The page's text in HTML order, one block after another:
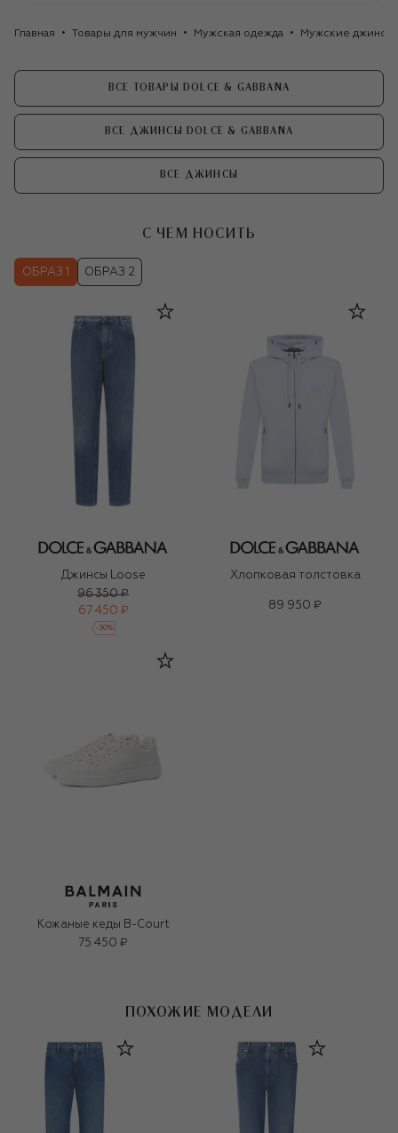
Главная Товары для мужчин Мужская одежда Мужские джинсы
ВСЕ ТОВАРЫ DOLCE & GABBANA
ВСЕ ДЖИНСЫ DOLCE & GABBANA
ВСЕ ДЖИНСЫ
С ЧЕМ НОСИТЬ
ОБРАЗ 1 ОБРАЗ 2
Джинсы Loose
96 350 ₽
67 450 ₽
-30%
Хлопковая толстовка
89 950 ₽
Кожаные кеды B-Court
75 450 ₽
ПОХОЖИЕ МОДЕЛИ